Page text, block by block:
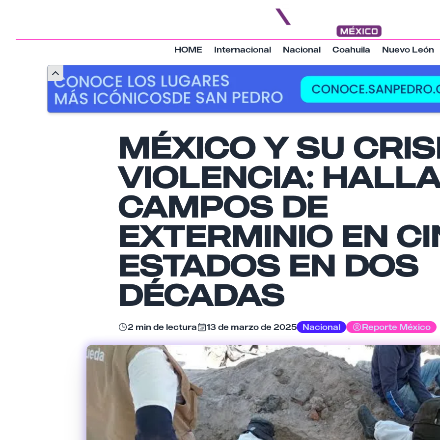
HOME Internacional Nacional Coahuila Nuevo León
MÉXICO Y SU
VIOLENCIA:
CAMPOS DE
EXTERMINIO EN
ESTADOS EN DOS
DÉCADAS
2 min de lectura 13 de marzo de 2025 Nacional Reporte México
Nombre
Email
Tu comentario